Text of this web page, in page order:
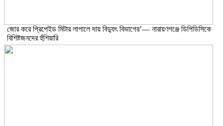
জোর করে প্রিপেইড মিটার লাগালে দায় বিদ্যুৎ বিভাগের’— নারায়ণগঞ্জে ডিপিডিসিকে
বিশিষ্টজনদের হুঁশিয়ারি